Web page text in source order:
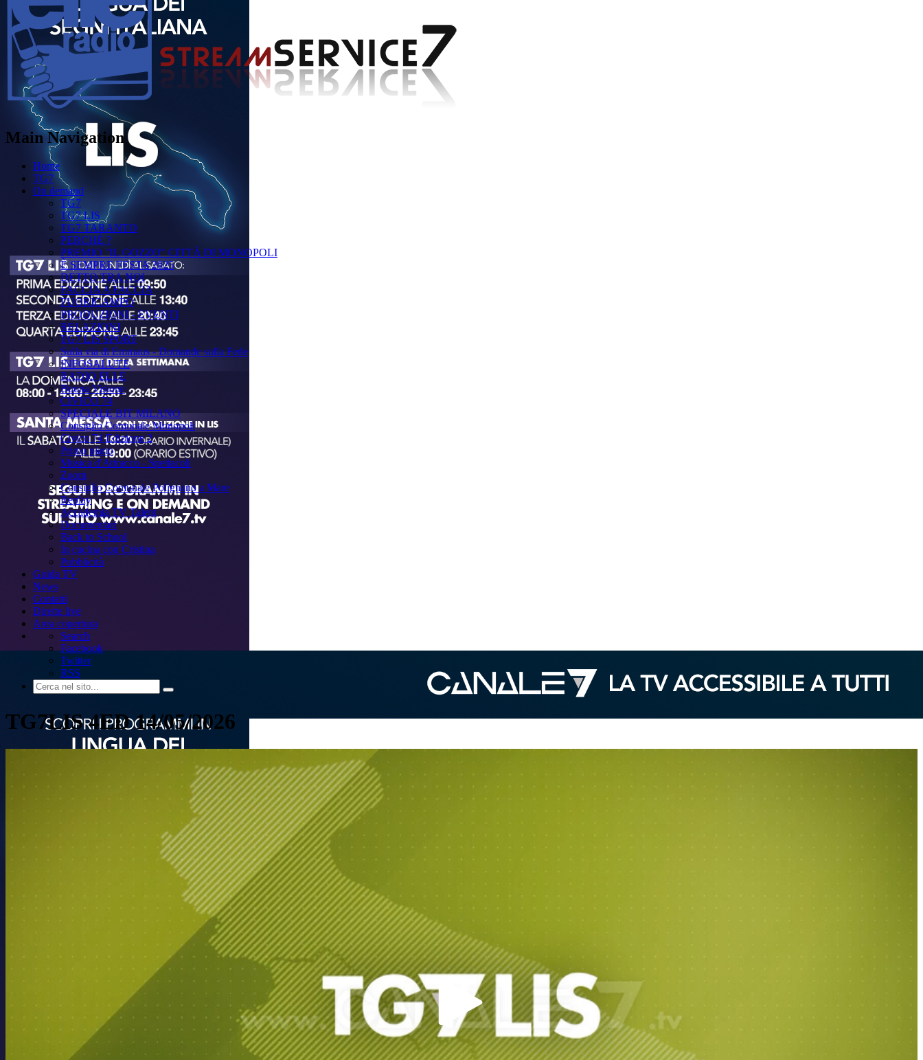
Main Navigation
Home
TG7
On demand
TG7
TG7 LIS
TG7 TARANTO
PERCHÉ ?
PREMIO "IL GOZZO" CITTÀ DI MONOPOLI
È SEMPRE FESTA 2025
DETTO TRA NOI
FACCIA A FACCIA
FUORICAMPO
PRODUZIONI - EVENTI
RELAZIONI
TG7 LIS SPORT
Sulla via di Emmaus - Domande sulla Fede
INFOSALUTE
RADIO ELLE
Buona Visione
CIVICO 74
SPECIALE BIT MILANO
Consiglio Comunale Monopoli
Civico 74 Edizione 2
Primo piano
Musica d'Attracco - Spettacoli
Zoom
Consiglio Comunale Polignano a Mare
Replay
Accademia TV Talent
Documentari
Back to School
In cucina con Cristina
Pubblicità
Guida TV
News
Contatti
Dirette live
Area copertura
Search
Facebook
Twitter
RSS
TG7LIS 4ED 14/05/2026
Play